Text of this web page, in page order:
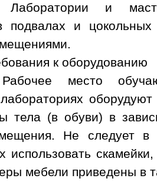
Лаборатории и
подвалах и
к оборудованию
место
тела (в обуви) в
Не следует в
использовать
мебели приведены в